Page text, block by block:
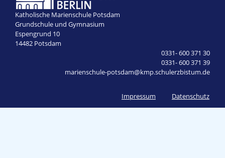
Katholische Marienschule Potsdam
Grundschule und Gymnasium
Espengrund 10
14482 Potsdam
0331- 600 371 30
0331- 600 371 39
marienschule-potsdam@kmp.schulerzbistum.de
Impressum Datenschutz